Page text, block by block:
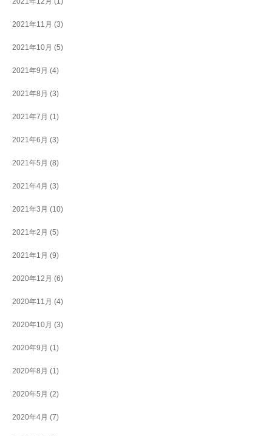
2021年11月 (3)
2021年10月 (5)
2021年9月 (4)
2021年8月 (3)
2021年7月 (1)
2021年6月 (3)
2021年5月 (8)
2021年4月 (3)
2021年3月 (10)
2021年2月 (5)
2021年1月 (9)
2020年12月 (6)
2020年11月 (4)
2020年10月 (3)
2020年9月 (1)
2020年8月 (1)
2020年5月 (2)
2020年4月 (7)